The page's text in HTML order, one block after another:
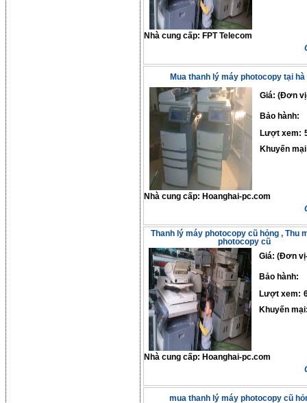
Nhà cung cấp: FPT Telecom
Mua thanh lý máy photocopy tại hà
Giá: (Đơn
Bảo hành:
Lượt xem:
Khuyến
Nhà cung cấp: Hoanghai-pc.com
Thanh lý máy photocopy cũ hỏng , Thu
photocopy cũ
Giá: (Đơn
Bảo hành:
Lượt xem:
Khuyến
Nhà cung cấp: Hoanghai-pc.com
mua thanh lý máy photocopy cũ